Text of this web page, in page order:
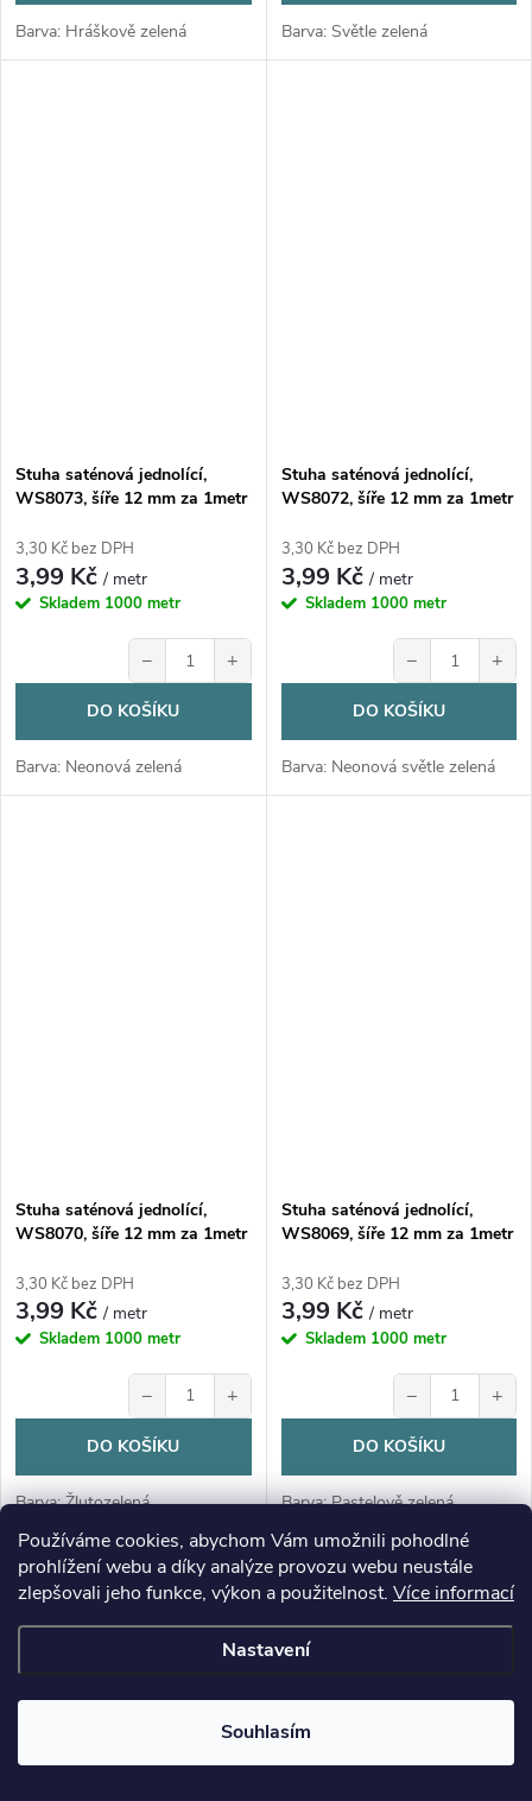
Používáme cookies, abychom Vám umožnili pohodlné
prohlížení webu a díky analýze provozu webu neustále
zlepšovali jeho funkce, výkon a použitelnost. Více informací
Nastavení
Souhlasím
Barva: Hráškově zelená Barva: Světle zelená
Stuha saténová jednolící,
WS8073, šíře 12 mm za 1metr
3,30 Kč bez DPH
3,99 Kč/ metr
Skladem 1000 metr
− +
DO KOŠÍKU
Barva: Neonová zelená
Stuha saténová jednolící,
WS8072, šíře 12 mm za 1metr
3,30 Kč bez DPH
3,99 Kč/ metr
Skladem 1000 metr
− +
DO KOŠÍKU
Barva: Neonová světle zelená
Stuha saténová jednolící,
WS8070, šíře 12 mm za 1metr
3,30 Kč bez DPH
3,99 Kč/ metr
Skladem 1000 metr
− +
DO KOŠÍKU
Barva: Žlutozelená
Stuha saténová jednolící,
WS8069, šíře 12 mm za 1metr
3,30 Kč bez DPH
3,99 Kč/ metr
Skladem 1000 metr
− +
DO KOŠÍKU
Barva: Pastelově zelená